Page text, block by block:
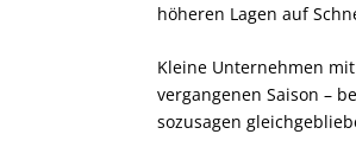
höheren Lagen auf
Kleine Unternehmen
vergangenen Saison –
sozusagen